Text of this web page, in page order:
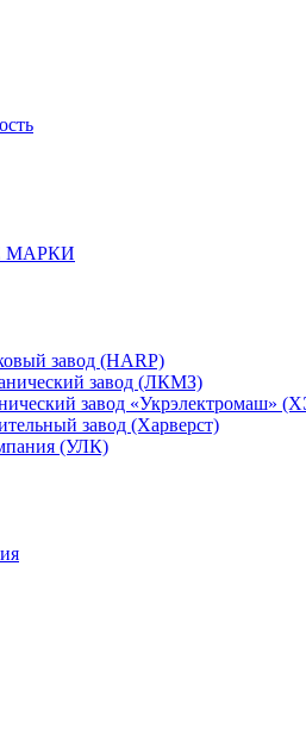
МАРКИ
завод (HARP)
завод (ЛКМЗ)
завод «Укрэлектромаш»
завод (Харверст)
(УЛК)